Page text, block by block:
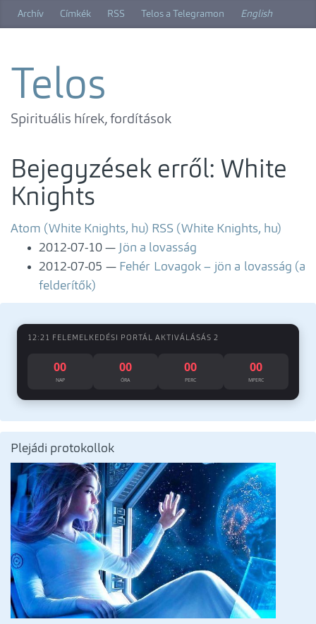
Archív Címkék RSS Telos a Telegramon English
Telos
Spirituális hírek, fordítások
Bejegyzések erről: White
Knights
Atom (White Knights, hu) RSS (White Knights, hu)
2012-07-10
Jön a lovasság
2012-07-05
Fehér Lovagok – jön a lovasság (a
felderítők)
12:21 FELEMELKEDÉSI PORTÁL AKTIVÁLÁSÁS 2
00
NAP
00
ÓRA
00
PERC
00
MPERC
Plejádi protokollok